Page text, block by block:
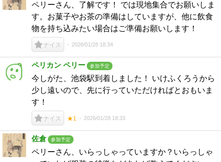
ペリーさん、了解です！ では現地集合でお願いしま
す。お菓子やお茶の準備はしていますが、他に飲食
物を持ち込みたい場合はご準備お願いします！
ナイス 2026/01/28 18:34
ペリカン ペリー 参加予定
今しがた、池袋駅到着しました！ いけふくろうから
少し遠いので、先に行っていただければとおもいま
す！
ナイス ★1 2026/01/28 18:33
佐倉 参加予定
ペリーさん、いらっしゃっていますか？いらっしゃ